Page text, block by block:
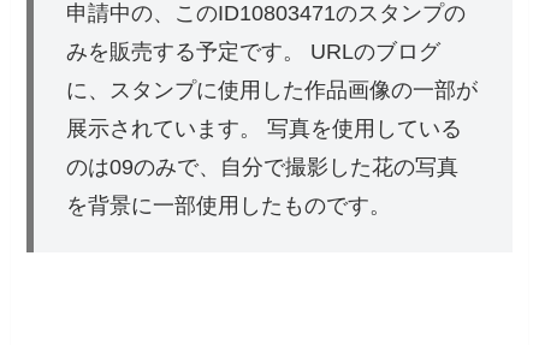
申請中の、このID10803471のスタンプの
みを販売する予定です。 URLのブログ
に、スタンプに使用した作品画像の一部が
展示されています。 写真を使用している
のは09のみで、自分で撮影した花の写真
を背景に一部使用したものです。